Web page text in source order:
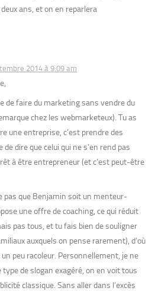
ans, et on en reparlera
2014 à 9:09 am
de faire du marketing sans vendre du
chez les webmarketeux). Tu as
une entreprise, c’est prendre des
de dire que celui qui ne s’en rend pas
à être entrepreneur (et c’est peut-être
pas que Benjamin soit un menteur-
une offre de coaching, ce qui réduit
pas tous, et tu fais bien de souligner
auxquels on pense rarement), d’où
peu racoleur. Personnellement, je ne
type de slogan exagéré, on en voit tous
classique. Sans aller dans l’excès